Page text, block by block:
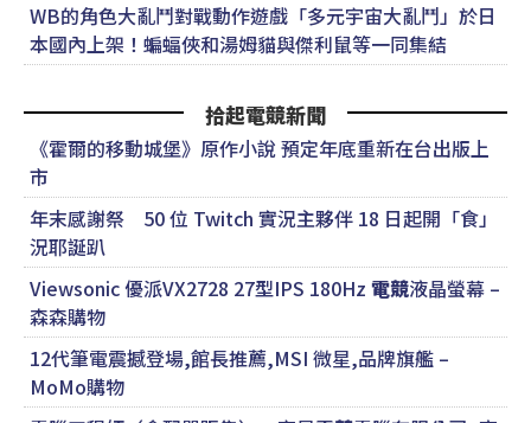
WB的角色大亂鬥對戰動作遊戲「多元宇宙大亂鬥」於日
本國內上架！蝙蝠俠和湯姆貓與傑利鼠等一同集結
拾起電競新聞
《霍爾的移動城堡》原作小說 預定年底重新在台出版上
市
年末感謝祭 50 位 Twitch 實況主夥伴 18 日起開「食」
況耶誕趴
Viewsonic 優派VX2728 27型IPS 180Hz 電競液晶螢幕 –
森森購物
12代筆電震撼登場,館長推薦,MSI 微星,品牌旗艦 –
MoMo購物